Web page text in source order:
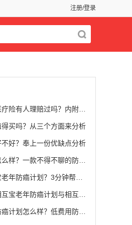
注册/登录
人理赔过吗？内附详细理赔流程
得买吗？从三个方面来分析
不好？奉上一份优缺点分析
样？一款不得不聊的防癌险
防癌计划？3分钟帮你了解它！
癌计划与相互宝大病互助计划有什么区别！
划怎么样？低费用防大风险！